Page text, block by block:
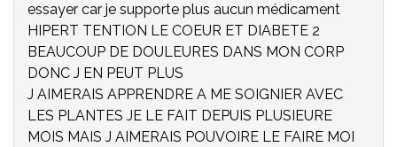
essayer car je supporte plus aucun médicament
HIPERT TENTION LE COEUR ET DIABETE 2
BEAUCOUP DE DOULEURES DANS MON CORP
DONC J EN PEUT PLUS
J AIMERAIS APPRENDRE A ME SOIGNIER AVEC
LES PLANTES JE LE FAIT DEPUIS PLUSIEURE
MOIS MAIS J AIMERAIS POUVOIRE LE FAIRE MOI